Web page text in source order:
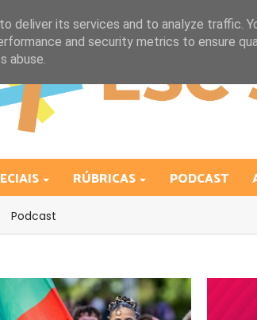
RÚBRICAS PODCAST
Podcast
deliver its services and to analyze traffic.
and security metrics to ensure
abuse.